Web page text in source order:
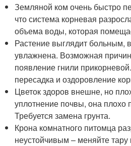
Земляной ком очень быстро
что система корневая
объема воды, которая
Растение выглядит больным,
увлажнена. Возможная
появление гнили
пересадка и оздоровление
Цветок здоров внешне, но
уплотнение почвы, она плохо
Требуется замена грунта.
Крона комнатного питомца
неустойчивым – меняйте